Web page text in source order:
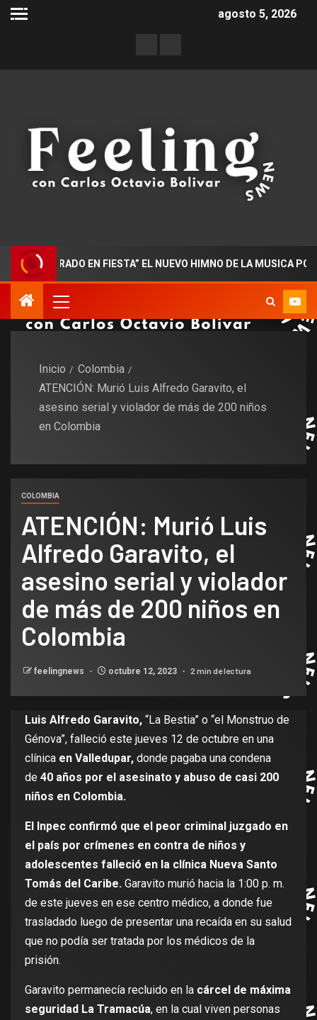
agosto 5, 2026
EN FIESTA” EL NUEVO HIMNO DE LA MUSICA POPULAR
Inicio
Colombia
ATENCIÓN: Murió Luis Alfredo Garavito, el
asesino serial y violador de más de 200 niños
en Colombia
COLOMBIA
ATENCIÓN: Murió Luis
Alfredo Garavito, el
asesino serial y violador
de más de 200 niños en
Colombia
feelingnews octubre 12, 2023 2 min de lectura
Luis Alfredo Garavito, “La Bestia” o “el Monstruo de
Génova”, falleció este jueves 12 de octubre en una
clínica en Valledupar, donde pagaba una condena
de 40 años por el asesinato y abuso de casi 200
niños en Colombia.
El Inpec confirmó que el peor criminal juzgado en
el país por crímenes en contra de niños y
adolescentes falleció en la clínica Nueva Santo
Tomás del Caribe. Garavito murió hacia la 1:00 p. m.
de este jueves en ese centro médico, a donde fue
trasladado luego de presentar una recaída en su salud
que no podía ser tratada por los médicos de la
prisión.
Garavito permanecía recluido en la cárcel de máxima
seguridad La Tramacúa, en la cual viven personas